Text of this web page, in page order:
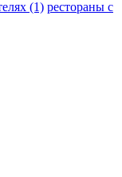
(1) рестораны с